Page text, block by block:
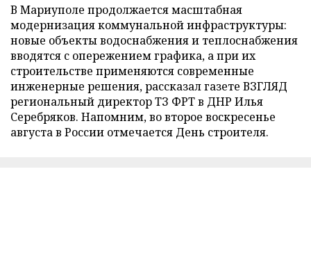
В Мариуполе продолжается масштабная
модернизация коммунальной инфраструктуры:
новые объекты водоснабжения и теплоснабжения
вводятся с опережением графика, а при их
строительстве применяются современные
инженерные решения, рассказал газете ВЗГЛЯД
региональный директор ТЗ ФРТ в ДНР Илья
Серебряков. Напомним, во второе воскресенье
августа в России отмечается День строителя.